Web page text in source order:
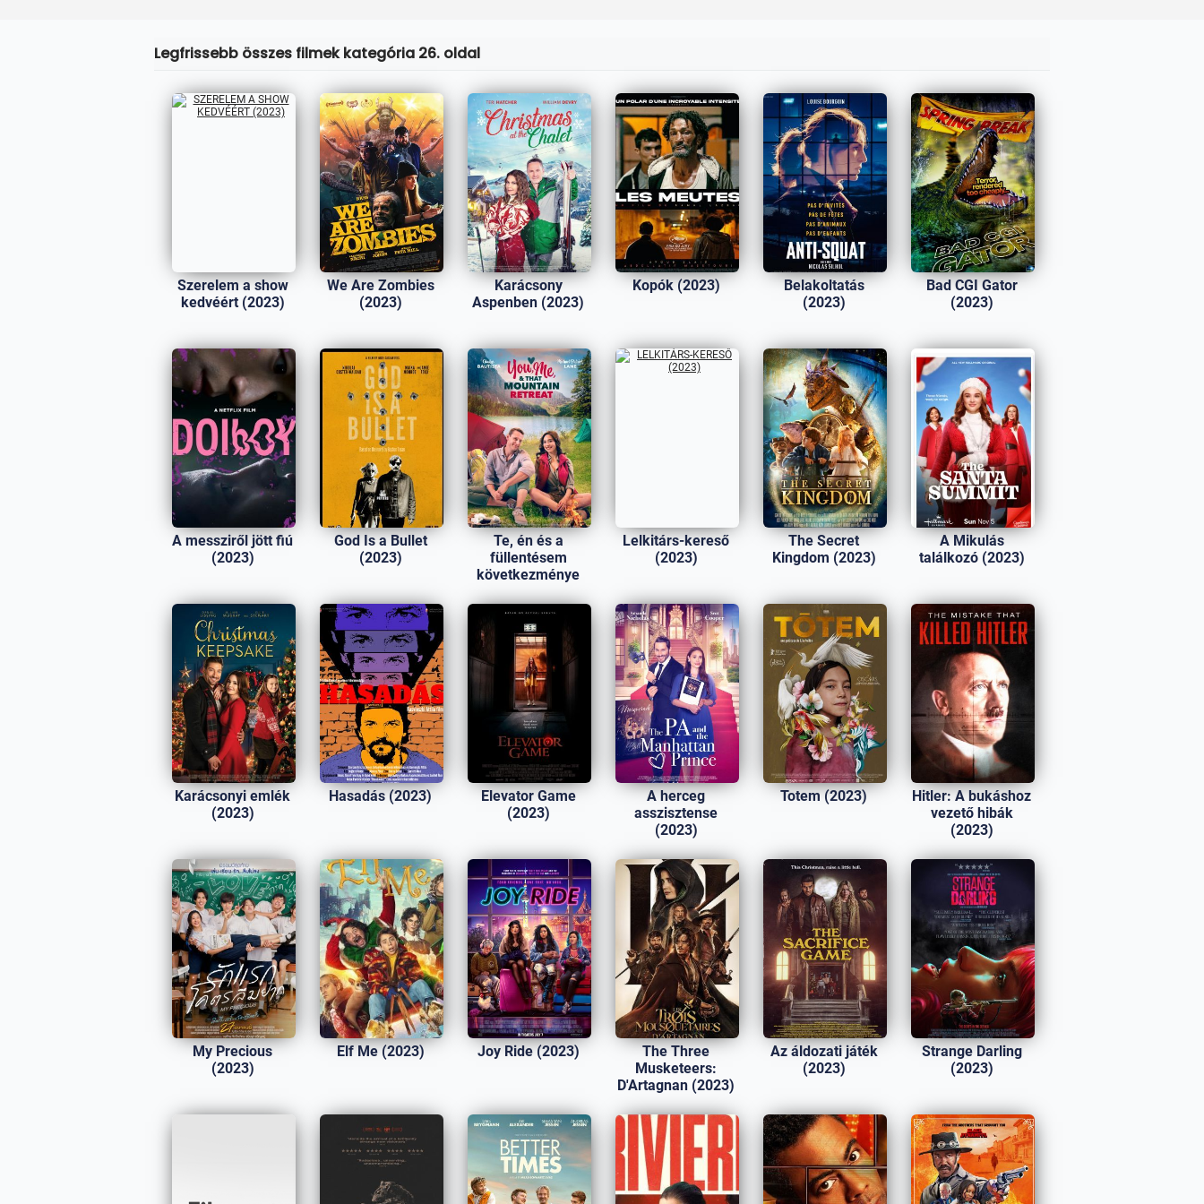
Legfrissebb összes filmek kategória 26. oldal
Szerelem a show
kedvéért (2023)
We Are Zombies
(2023)
Karácsony
Aspenben (2023)
Kopók (2023)
Belakoltatás
(2023)
Bad CGI Gator
(2023)
A messziről jött fiú
(2023)
God Is a Bullet
(2023)
Te, én és a
füllentésem
következménye
Lelkitárs-kereső
(2023)
The Secret
Kingdom (2023)
A Mikulás
találkozó (2023)
Karácsonyi emlék
(2023)
Hasadás (2023)
Elevator Game
(2023)
A herceg
asszisztense
(2023)
Totem (2023)
Hitler: A bukáshoz
vezető hibák
(2023)
My Precious
(2023)
Elf Me (2023) Joy Ride (2023)
The Three
Musketeers:
D'Artagnan (2023)
Az áldozati játék
(2023)
Strange Darling
(2023)